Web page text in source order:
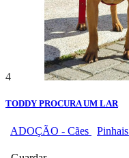
4
TODDY PROCURA UM LAR
ADOÇÃO - Cães Pinhais